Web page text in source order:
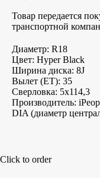
Товар передается
транспортной
Диаметр: R18
Цвет: Hyper Black
Ширина диска: 8J
Вылет (ET): 35
Сверловка: 5х114,3
Производитель:
DIA (диаметр
Click to order